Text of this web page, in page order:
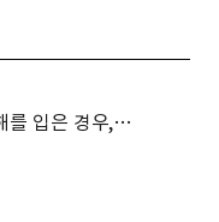
를 입은 경우,
하나?